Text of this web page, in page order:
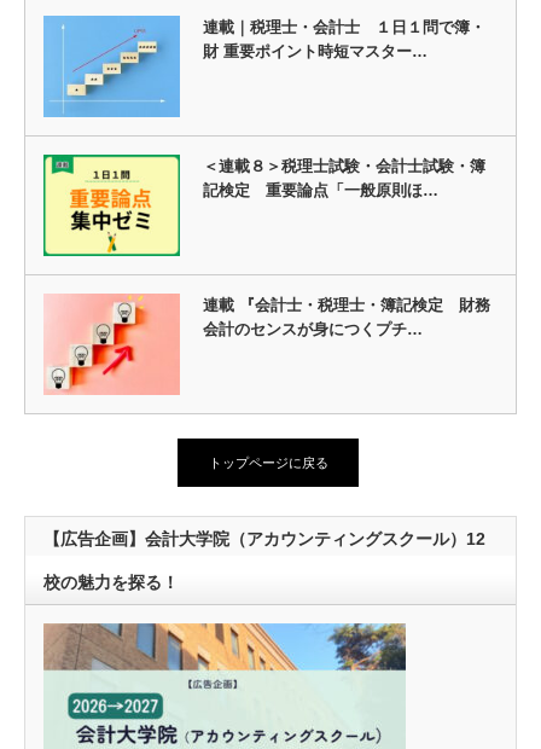
連載｜税理士・会計士 １日１問で簿・
財 重要ポイント時短マスター…
＜連載８＞税理士試験・会計士試験・簿
記検定 重要論点「一般原則ほ…
連載 『会計士・税理士・簿記検定 財務
会計のセンスが身につくプチ…
トップページに戻る
【広告企画】会計大学院（アカウンティングスクール）12
校の魅力を探る！